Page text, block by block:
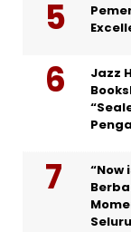
Jazz
“Now